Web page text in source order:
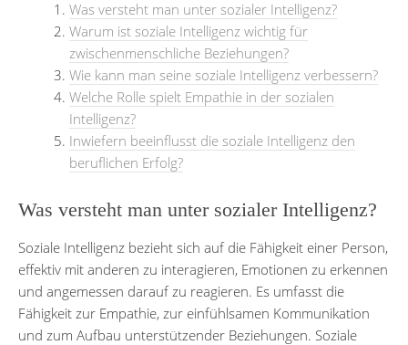
Was versteht man unter sozialer Intelligenz?
Warum ist soziale Intelligenz wichtig für
zwischenmenschliche Beziehungen?
Wie kann man seine soziale Intelligenz verbessern?
Welche Rolle spielt Empathie in der sozialen
Intelligenz?
Inwiefern beeinflusst die soziale Intelligenz den
beruflichen Erfolg?
Was versteht man unter sozialer Intelligenz?
Soziale Intelligenz bezieht sich auf die Fähigkeit einer Person,
effektiv mit anderen zu interagieren, Emotionen zu erkennen
und angemessen darauf zu reagieren. Es umfasst die
Fähigkeit zur Empathie, zur einfühlsamen Kommunikation
und zum Aufbau unterstützender Beziehungen. Soziale